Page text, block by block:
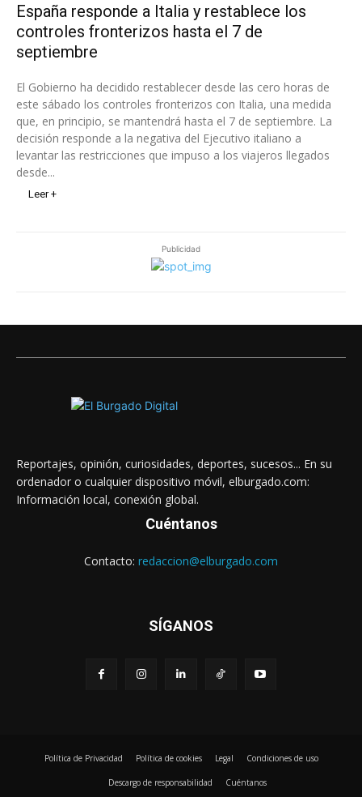
España responde a Italia y restablece los
controles fronterizos hasta el 7 de
septiembre
El Gobierno ha decidido restablecer desde las cero horas de
este sábado los controles fronterizos con Italia, una medida
que, en principio, se mantendrá hasta el 7 de septiembre. La
decisión responde a la negativa del Ejecutivo italiano a
levantar las restricciones que impuso a los viajeros llegados
desde...
Leer +
Publicidad
Reportajes, opinión, curiosidades, deportes, sucesos... En su
ordenador o cualquier dispositivo móvil, elburgado.com:
Información local, conexión global.
Cuéntanos
Contacto: redaccion@elburgado.com
SÍGANOS
Política de Privacidad Política de cookies Legal Condiciones de uso
Descargo de responsabilidad Cuéntanos